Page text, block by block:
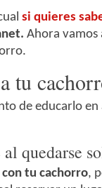
si quieres
Ahora vamos
tu
de educarlo
quedarse
tu cachorro,